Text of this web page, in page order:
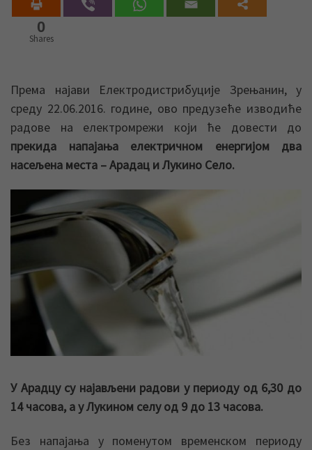
0
Shares
Према најави Електродистрибуције Зрењанин, у
среду 22.06.2016. године, ово предузеће изводиће
радове на електромрежи који ће довести до
прекида напајања електричном енергијом два
насељена места – Арадац и Лукино Село.
У Арадцу су најављени радови у периоду од 6,30 до
14 часова, а у Лукином селу од 9 до 13 часова.
Без напајања у поменутом временском периоду